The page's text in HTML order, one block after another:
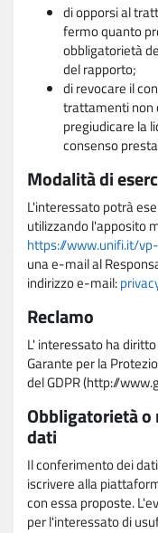
di opporsi al
fermo quanto
obbligatorietà
del rapporto;
di revocare il
trattamenti non
pregiudicare la
consenso
Modalità di
L'interessato potrà
utilizzando l'apposito
https://www.unifi.it/
una e-mail al
indirizzo e-mail:
Reclamo
L' interessato ha
Garante per la
del GDPR (http://
Obbligatorietà
dati
Il conferimento dei
iscrivere alla
con essa proposte.
per l'interessato di